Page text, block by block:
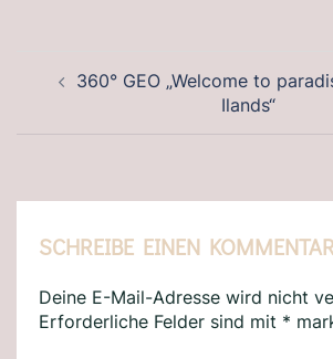
360° GEO „Welcome to
Ilands“
SCHREIBE EINEN KOMMENTAR
Deine E-Mail-Adresse wird nicht
Erforderliche Felder sind mit *